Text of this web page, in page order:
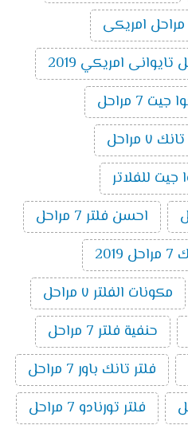
7 مراحل
مراحل
للفلاتر
احسن فلتر 7 مراحل
مكونات الفلتر ٧ مراحل
حنفية فلتر 7 مراحل
فلتر تانك باور 7 مراحل
فلتر تورنادو 7 مراحل